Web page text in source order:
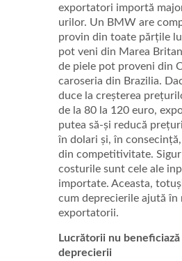
exportatori importă
urilor. Un BMW are
provin din toate părțile
pot veni din Marea
de piele pot proveni din
caroseria din Brazilia.
duce la creșterea
de la 80 la 120 euro,
putea să-și reducă
în dolari și, în
din competitivitate.
costurile sunt cele ale
importate. Aceasta,
cum deprecierile ajută în
exportatorii.
Lucrătorii nu
deprecierii